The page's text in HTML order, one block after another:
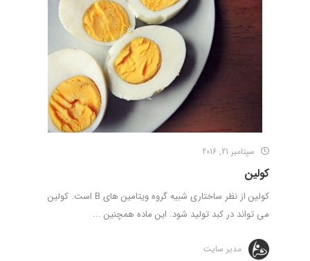
سپتامبر 21, 2016
کولین
کولین از نظر ساختاری شبیه گروه ویتامین های B است. کولین
می تواند در کبد تولید شود. این ماده همچنین ...
مدیر سایت